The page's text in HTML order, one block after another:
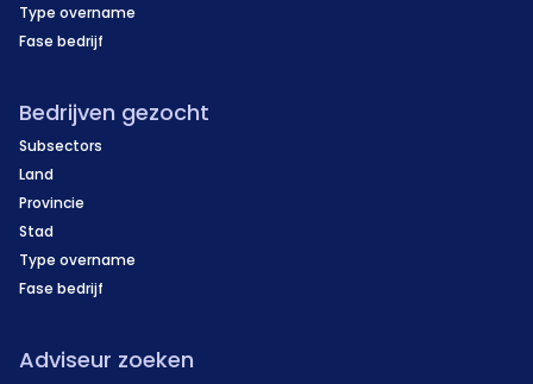
Type overname
Fase bedrijf
Bedrijven gezocht
Subsectors
Land
Provincie
Stad
Type overname
Fase bedrijf
Adviseur zoeken